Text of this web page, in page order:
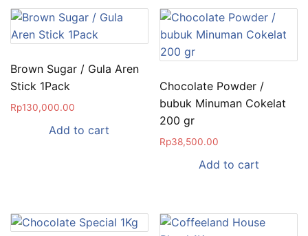
Brown Sugar / Gula Aren
Stick 1Pack
Rp130,000.00
Add to cart
Chocolate Powder /
bubuk Minuman Cokelat
200 gr
Rp38,500.00
Add to cart